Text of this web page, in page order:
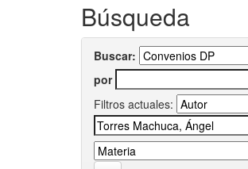
Búsqueda
Buscar:
por
Filtros actuales: